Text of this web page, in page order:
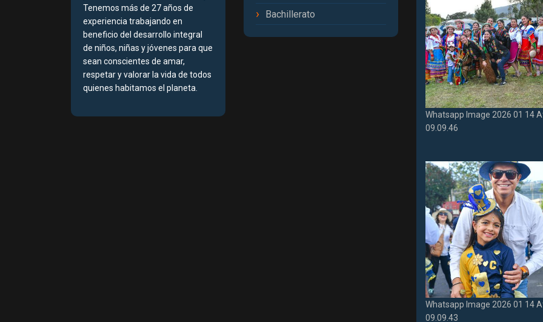
Tenemos más de 27 años de
experiencia trabajando en
beneficio del desarrollo integral
de niños, niñas y jóvenes para que
sean conscientes de amar,
respetar y valorar la vida de todos
quienes habitamos el planeta.
Bachillerato
Whatsapp Image 2026 01 14
09.09.46
Whatsapp Image 2026 01 14
09.09.43